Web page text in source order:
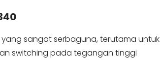
sangat serbaguna, terutama untuk
switching pada tegangan tinggi